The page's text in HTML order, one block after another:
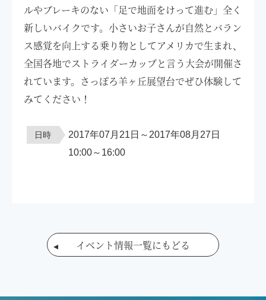
ルやブレーキのない「足で地面をけって進む」全く
新しいバイクです。小さいお子さんが自然とバラン
ス感覚を向上する乗り物としてアメリカで生まれ、
全国各地でストライダーカップと言う大会が開催さ
れています。さっぽろ羊ヶ丘展望台でぜひ体験して
みてください！
日時
2017年07月21日～2017年08月27日
10:00～16:00
イベント情報一覧にもどる